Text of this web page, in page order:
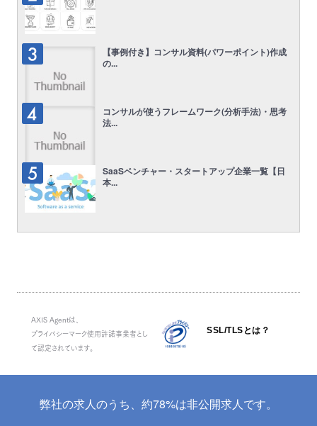
【事例付き】コンサル資料(パワーポイント)作成
の...
コンサルが使うフレームワーク(分析手法)・思考
法...
SaaSベンチャー・スタートアップ企業一覧【日
本...
AXIS Agentは、
プライバシーマーク使用許諾事業者とし
て認定されています。
SSL/TLSとは？
弊社の求人のうち、約78%は非公開求人です。